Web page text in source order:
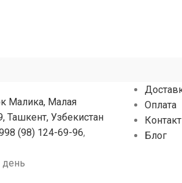
Малика, Малая
Ташкент, Узбекистан
(98) 124-69-96,
Оплата
Блог